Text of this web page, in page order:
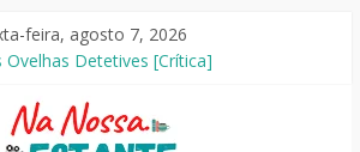
feira, agosto 7, 2026
Ovelhas Detetives [Crítica]
Horses – 3ª Temporada [Crítica]
Amigos e Vizinhos [Crítica]